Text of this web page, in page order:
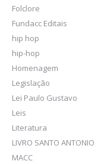
Folclore
Fundacc Editais
hip hop
hip-hop
Homenagem
Legislação
Lei Paulo Gustavo
Leis
Literatura
LIVRO SANTO ANTONIO
MACC